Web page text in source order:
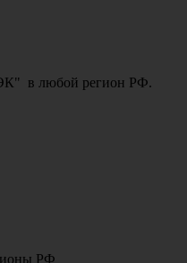
в любой регион РФ.
РФ